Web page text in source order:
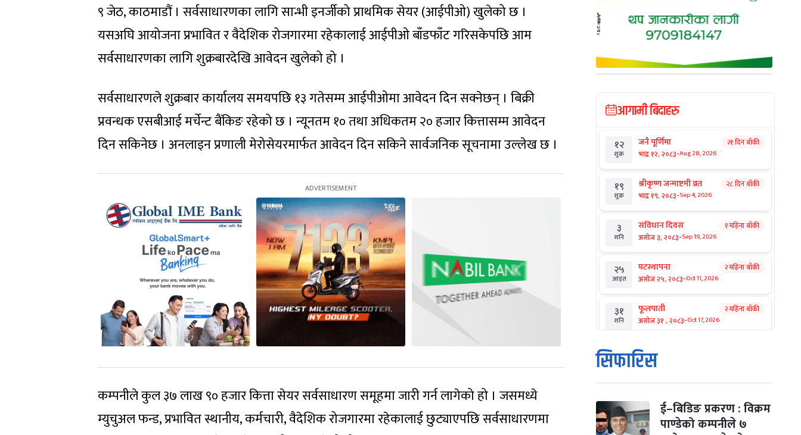
९ जेठ, काठमाडौं । सर्वसाधारणका लागि सान्भी इनर्जीको प्राथमिक सेयर (आईपीओ) खुलेको छ ।
यसअघि आयोजना प्रभावित र वैदेशिक रोजगारमा रहेकालाई आईपीओ बाँडफाँट गरिसकेपछि आम
सर्वसाधारणका लागि शुक्रबारदेखि आवेदन खुलेको हो ।
सर्वसाधारणले शुक्रबार कार्यालय समयपछि १३ गतेसम्म आईपीओमा आवेदन दिन सक्नेछन् । बिक्री
प्रवन्धक एसबीआई मर्चेन्ट बैंकिङ रहेको छ । न्यूनतम १० तथा अधिकतम २० हजार कित्तासम्म आवेदन
दिन सकिनेछ । अनलाइन प्रणाली मेरोसेयरमार्फत आवेदन दिन सकिने सार्वजनिक सूचनामा उल्लेख छ ।
कम्पनीले कुल ३७ लाख ९० हजार कित्ता सेयर सर्वसाधारण समूहमा जारी गर्न लागेको हो । जसमध्ये
म्युचुअल फन्ड, प्रभावित स्थानीय, कर्मचारी, वैदेशिक रोजगारमा रहेकालाई छुट्याएपछि सर्वसाधारणमा
आगामी बिदाहरु
१२
शुक्र
जनै पूर्णिमा
भाद्र १२, २०८३-Aug 28, 2026
२१ दिन बाँकी
१९
शुक्र
श्रीकृष्ण जन्माष्टमी व्रत
भाद्र १९, २०८३-Sep 4, 2026
२८ दिन बाँकी
३
शनि
संविधान दिवस
असोज ३, २०८३-Sep 19, 2026
१ महिना बाँकी
२५
आइत
घटस्थापना
असोज २५, २०८३-Oct 11, 2026
२ महिना बाँकी
३१
शनि
फूलपाती
असोज ३१ , २०८३-Oct 17, 2026
२ महिना बाँकी
१
आइत
कार्तिक सङ्क्रान्ति
कार्तिक १, २०८३
मंगल कार्तिक ३, २०८३-Oct 20, 2026
सिफारिस
ई–बिडिङ प्रकरण : विक्रम
पाण्डेको कम्पनीले ७